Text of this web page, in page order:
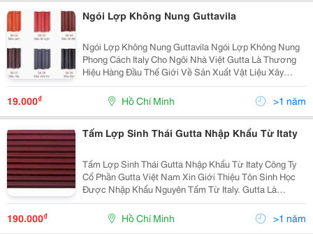
Ngói Lợp Không Nung Guttavila
Ngói Lợp Không Nung Guttavila Ngói Lợp Không Nung
Phong Cách Italy Cho Ngôi Nhà Việt Gutta Là Thương
Hiệu Hàng Đầu Thế Giới Về Sản Xuất Vật Liệu Xây
Dựng Cao Cấp Được Thành Lập Từ Năm 1964 Với Bề
Dày Kinh Nghiệm Sản Xuất Vật Liệu Xây Dựng Nhiều
19.000₫ Hồ Chí Minh >1 năm
Tấm Lợp Sinh Thái Gutta Nhập Khẩu Từ Itaty
Tấm Lợp Sinh Thái Gutta Nhập Khẩu Từ Itaty Công Ty
Cổ Phần Gutta Việt Nam Xin Giới Thiệu Tôn Sinh Học
Được Nhập Khẩu Nguyên Tấm Từ Italy. Gutta Là
Thương Hiệu Hàng Đầu Thế Giới Về Sản Xuất Vật Liệu
Xây Dựng Cao Cấp Được Thành Lập Từ Năm 1964. V
190.000₫ Hồ Chí Minh >1 năm